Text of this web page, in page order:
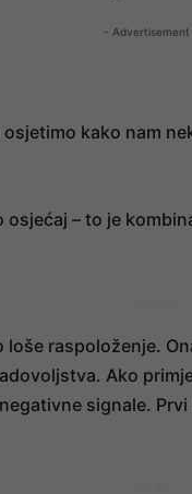
- Advertisement
kako nam
– to je
raspoloženje.
Ako
signale.